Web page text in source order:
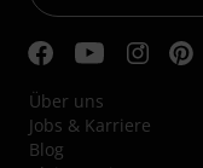
Über uns
Jobs & Karriere
Blog